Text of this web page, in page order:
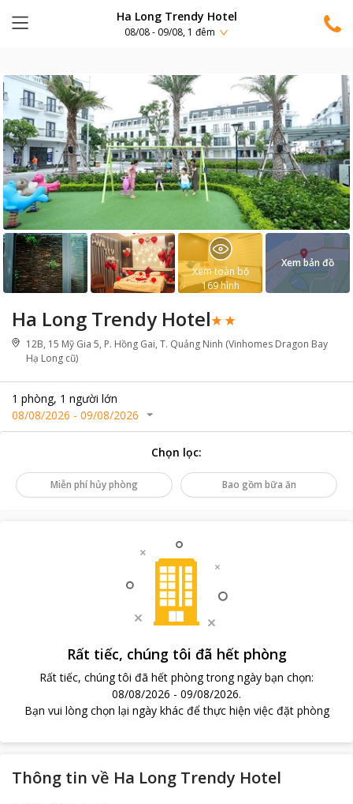
Ha Long Trendy Hotel
08/08 - 09/08, 1 đêm
Ha Long Trendy Hotel
12B, 15 Mỹ Gia 5, P. Hồng Gai, T. Quảng Ninh (Vinhomes Dragon Bay
Hạ Long cũ)
1 phòng, 1 người lớn
08/08/2026 - 09/08/2026
Xem toàn bộ
169hình
Xem bản đồ
Chọn lọc:
Miễn phí hủy phòng Bao gồm bữa ăn
Rất tiếc, chúng tôi đã hết phòng
Rất tiếc, chúng tôi đã hết phòng trong ngày bạn chọn:
08/08/2026 - 09/08/2026.
Bạn vui lòng chọn lại ngày khác để thực hiện việc đặt phòng
Thông tin về Ha Long Trendy Hotel